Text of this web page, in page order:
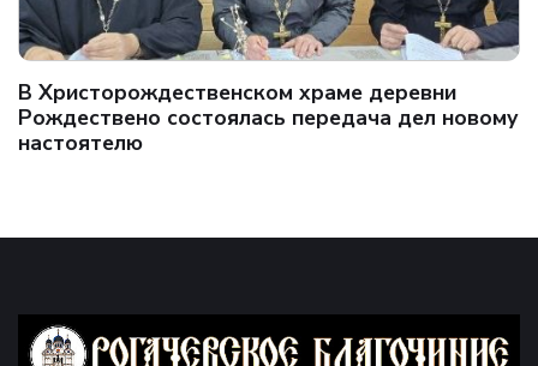
В Христорождественском храме деревни
Рождествено состоялась передача дел новому
настоятелю